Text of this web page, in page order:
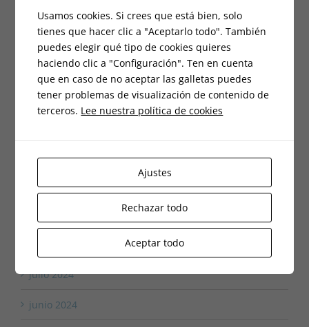
mayo 2025
abril 2025
marzo 2025
octubre 2024
julio 2024
junio 2024
Usamos cookies. Si crees que está bien, solo
tienes que hacer clic a "Aceptarlo todo". También
puedes elegir qué tipo de cookies quieres
haciendo clic a "Configuración". Ten en cuenta
que en caso de no aceptar las galletas puedes
tener problemas de visualización de contenido de
terceros. Lee nuestra política de cookies
Ajustes
Rechazar todo
Aceptar todo